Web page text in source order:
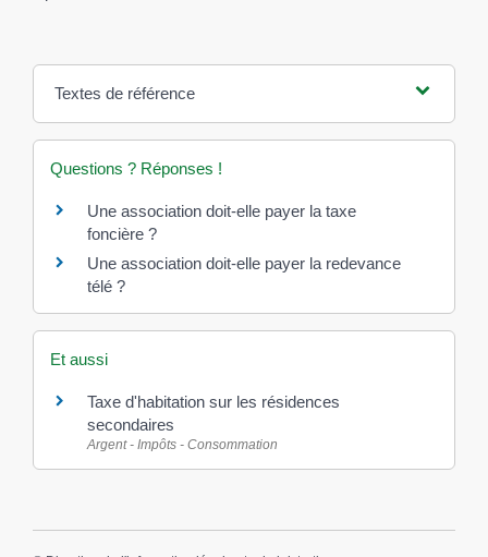
Textes de référence
Questions ? Réponses !
Une association doit-elle payer la taxe
foncière ?
Une association doit-elle payer la redevance
télé ?
Et aussi
Taxe d'habitation sur les résidences
secondaires
Argent - Impôts - Consommation